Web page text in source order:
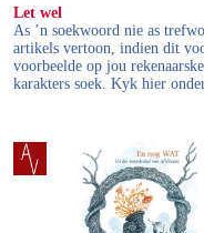
Let wel
As ’n soekwoord nie as
artikels vertoon, indien dit
voorbeelde op jou
karakters soek. Kyk hier